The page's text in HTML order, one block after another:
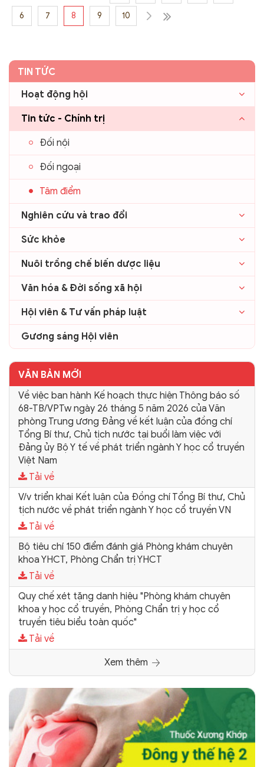
6 7 8 9 10
TIN TỨC
Hoạt động hội
Tin tức - Chính trị
Đối nội
Đối ngoại
Tâm điểm
Nghiên cứu và trao đổi
Sức khỏe
Nuôi trồng chế biến dược liệu
Văn hóa & Đời sống xã hội
Hội viên & Tư vấn pháp luật
Gương sáng Hội viên
VĂN BẢN MỚI
Về việc ban hành Kế hoạch thực hiện Thông báo số
68-TB/VPTw ngày 26 tháng 5 năm 2026 của Văn
phòng Trung ương Đảng về kết luận của đồng chí
Tổng Bí thư, Chủ tịch nước tại buổi làm việc với
Đảng ủy Bộ Y tế về phát triển ngành Y học cổ truyền
Việt Nam
Tải về
V/v triển khai Kết luận của Đồng chí Tổng Bí thư, Chủ
tịch nước về phát triển ngành Y học cổ truyền VN
Tải về
Bộ tiêu chí 150 điểm đánh giá Phòng khám chuyên
khoa YHCT, Phòng Chẩn trị YHCT
Tải về
Quy chế xét tặng danh hiệu "Phòng khám chuyên
khoa y học cổ truyền, Phòng Chẩn trị y học cổ
truyền tiêu biểu toàn quốc"
Tải về
Xem thêm